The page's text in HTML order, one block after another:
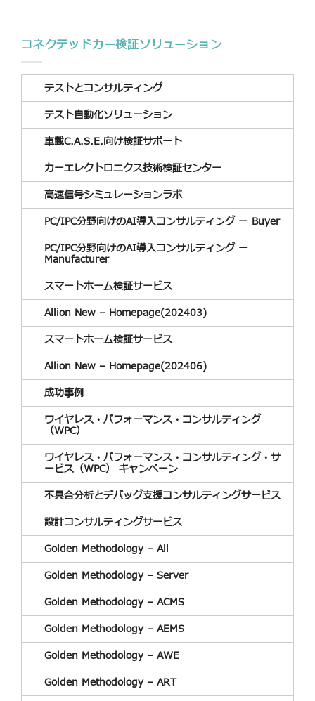
コネクテッドカー検証ソリューション
テストとコンサルティング
テスト自動化ソリューション
車載C.A.S.E.向け検証サポート
カーエレクトロニクス技術検証センター
高速信号シミュレーションラボ
PC/IPC分野向けのAI導入コンサルティング ー Buyer
PC/IPC分野向けのAI導入コンサルティング ー
Manufacturer
スマートホーム検証サービス
Allion New – Homepage(202403)
スマートホーム検証サービス
Allion New – Homepage(202406)
成功事例
ワイヤレス・パフォーマンス・コンサルティング
（WPC）
ワイヤレス・パフォーマンス・コンサルティング・サ
ービス（WPC） キャンペーン
不具合分析とデバッグ支援コンサルティングサービス
設計コンサルティングサービス
Golden Methodology – All
Golden Methodology – Server
Golden Methodology – ACMS
Golden Methodology – AEMS
Golden Methodology – AWE
Golden Methodology – ART